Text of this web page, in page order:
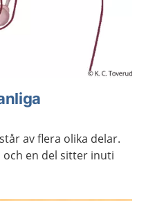
av flera olika delar.
en del sitter inuti